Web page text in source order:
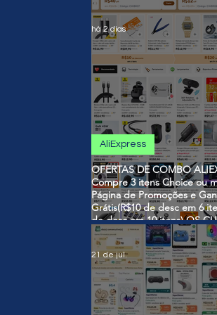
OFERTAS DE COMBO
Compre 3 itens Choice ou
Página de Promoções e
Grátis(R$10 de desc em 6
de desc em 10 itens) OS
SÃO VÁLIDOS NO COMBO
AliExpress
há 2 dias
21 de jul.